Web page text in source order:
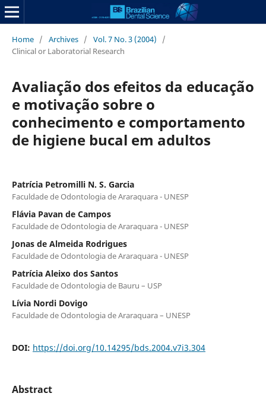
Home / Archives / Vol. 7 No. 3 (2004)
/
Clinical or Laboratorial Research
Avaliação dos efeitos da educação
e motivação sobre o
conhecimento e comportamento
de higiene bucal em adultos
Patrícia Petromilli N. S. Garcia
Faculdade de Odontologia de Araraquara - UNESP
Flávia Pavan de Campos
Faculdade de Odontologia de Araraquara - UNESP
Jonas de Almeida Rodrigues
Faculdade de Odontologia de Araraquara - UNESP
Patrícia Aleixo dos Santos
Faculdade de Odontologia de Bauru – USP
Lívia Nordi Dovigo
Faculdade de Odontologia de Araraquara – UNESP
DOI: https://doi.org/10.14295/bds.2004.v7i3.304
Abstract